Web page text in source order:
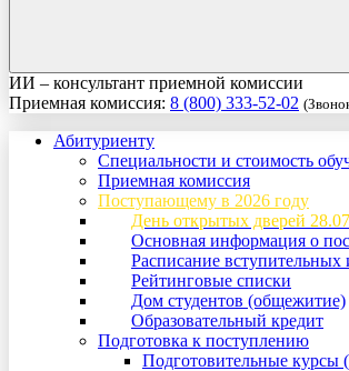
ИИ – консультант приемной комиссии
Приемная комиссия: 8 (800) 333-52-02
Абитуриенту
Специальности и стоимость
Приемная комиссия
Поступающему в 2026 году
День открытых дверей
Основная информация о
Расписание вступительных
Рейтинговые списки
Дом студентов (общежитие)
Образовательный кредит
Подготовка к поступлению
Подготовительные курсы